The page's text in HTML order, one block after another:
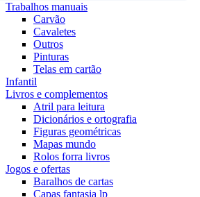
Trabalhos manuais
Carvão
Cavaletes
Outros
Pinturas
Telas em cartão
Infantil
Livros e complementos
Atril para leitura
Dicionários e ortografia
Figuras geométricas
Mapas mundo
Rolos forra livros
Jogos e ofertas
Baralhos de cartas
Capas fantasia lp